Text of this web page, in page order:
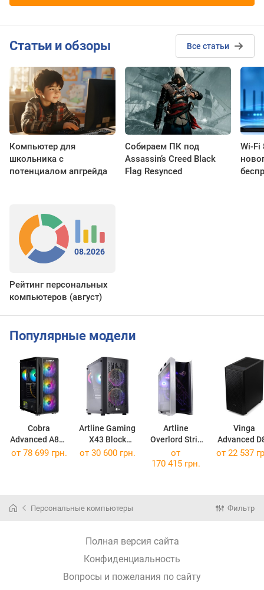
Cтатьи и обзоры Все статьи
Компьютер для
школьника с
потенциалом апгрейда
Собираем ПК под
Assassin’s Creed Black
Flag Resynced
Wi-
08.2026
Рейтинг персональных
компьютеров (август)
Популярные модели
Cobra
Advanced A84F
A84F.32.S1.57.21305
Artline Gaming
X43 Block
X43v81
Artline
Overlord Strix
STRIXv172Win
Vinga
Advanced
Advanced
от 78 699 грн. от 30 600 грн.
от
170 415 грн.
от 22 537
Персональные компьютеры Фильтр
Полная версия сайта
Конфиденциальность
Вопросы и пожелания по сайту